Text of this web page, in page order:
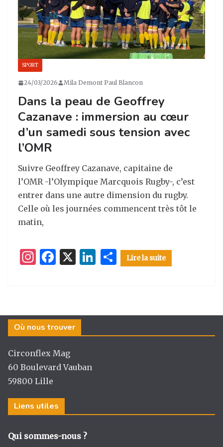
SPORT
24/03/2026 Mila Demont Paul Blancon
Dans la peau de Geoffrey
Cazanave : immersion au cœur
d’un samedi sous tension avec
l’OMR
Suivre Geoffrey Cazanave, capitaine de
l’OMR -l’Olympique Marcquois Rugby-, c’est
entrer dans une autre dimension du rugby.
Celle où les journées commencent très tôt le
matin,
I
g
ra
m
F
b
o
o
k
X
Li
dI
n
P
ar
er
Lire la suite
Où nous trouver
Circonflex Mag
60 Boulevard Vauban
59800 Lille
Liens utiles
Qui sommes-nous ?